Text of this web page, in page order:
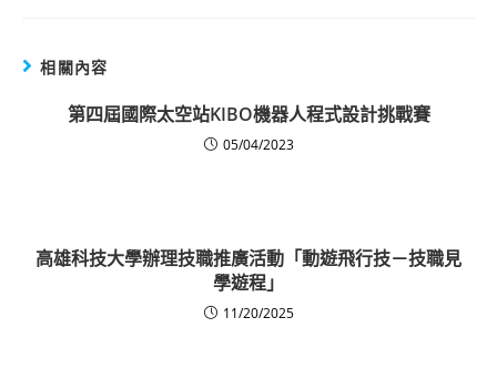
相關內容
第四屆國際太空站KIBO機器人程式設計挑戰賽
05/04/2023
高雄科技大學辦理技職推廣活動「動遊飛行技－技職見
學遊程」
11/20/2025